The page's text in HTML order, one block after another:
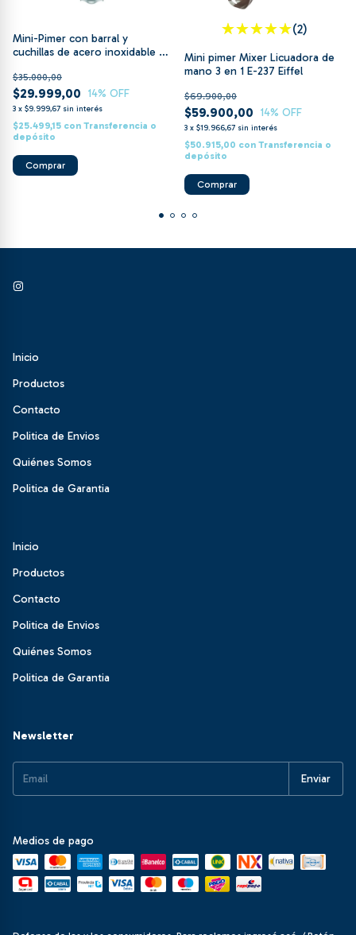
Mini-Pimer con barral y
cuchillas de acero inoxidable E-
$29.999,00
$35.000,00
14% OFF
3 x $9.999,67 sin interés
$25.499,15 con Transferencia o
depósito
(2)
Mini pimer Mixer Licuadora de
mano 3 en 1 E-237 Eiffel
$59.900,00
$69.900,00
14% OFF
3 x $19.966,67 sin interés
$50.915,00 con Transferencia o
depósito
Inicio
Productos
Contacto
Politica de Envios
Quiénes Somos
Politica de Garantia
Inicio
Productos
Contacto
Politica de Envios
Quiénes Somos
Politica de Garantia
Newsletter
Medios de pago